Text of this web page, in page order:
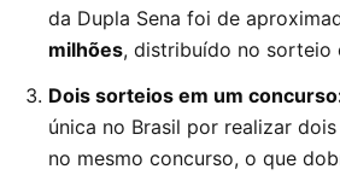
da Dupla Sena foi de
milhões, distribuído no sorteio
Dois sorteios em um
única no Brasil por realizar
no mesmo concurso, o que